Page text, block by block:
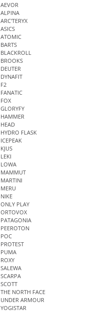
AEVOR
ALPINA
ARC'TERYX
ASICS
ATOMIC
BARTS
BLACKROLL
BROOKS
DEUTER
DYNAFIT
F2
FANATIC
FOX
GLORYFY
HAMMER
HEAD
HYDRO FLASK
ICEPEAK
KJUS
LEKI
LOWA
MAMMUT
MARTINI
MERU
NIKE
ONLY PLAY
ORTOVOX
PATAGONIA
PEEROTON
POC
PROTEST
PUMA
ROXY
SALEWA
SCARPA
SCOTT
THE NORTH FACE
UNDER ARMOUR
YOGISTAR